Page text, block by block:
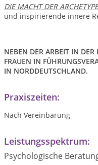
DIE MACHT DER
und inspirierende innere
NEBEN DER ARBEIT IN
FRAUEN IN
IN NORDDEUTSCHLAND.
Praxiszeiten:
Nach Vereinbarung
Leistungsspektrum:
Psychologische